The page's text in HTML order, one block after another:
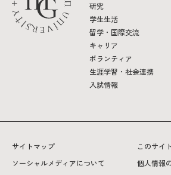
研究
学生生活
留学・国際交流
キャリア
ボランティア
生涯学習・社会連携
入試情報
サイトマップ
このサイ
ソーシャルメディアについて
個人情報